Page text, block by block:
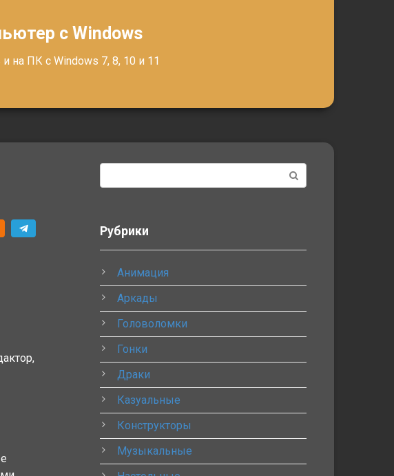
с Windows
на ПК с Windows 7, 8, 10 и 11
Рубрики
Анимация
Аркады
Головоломки
Гонки
Драки
Казуальные
Конструкторы
Музыкальные